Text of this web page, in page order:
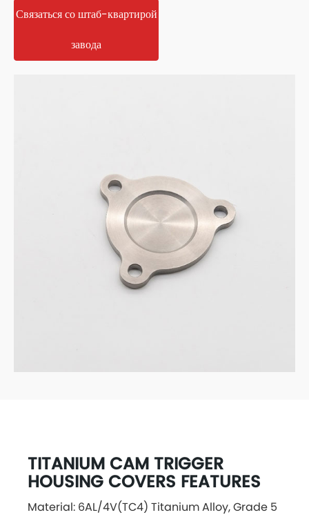
Связаться со штаб-квартирой
завода
TITANIUM CAM TRIGGER
HOUSING COVERS FEATURES
Material: 6AL/4V(TC4) Titanium Alloy, Grade 5